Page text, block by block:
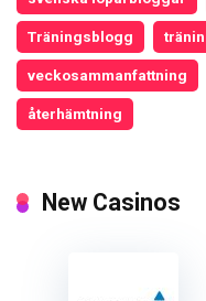
Träningsblogg
veckosammanfattning
återhämtning
New Casinos